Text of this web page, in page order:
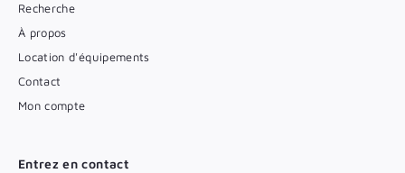
Recherche
À propos
Location d'équipements
Contact
Mon compte
Entrez en contact